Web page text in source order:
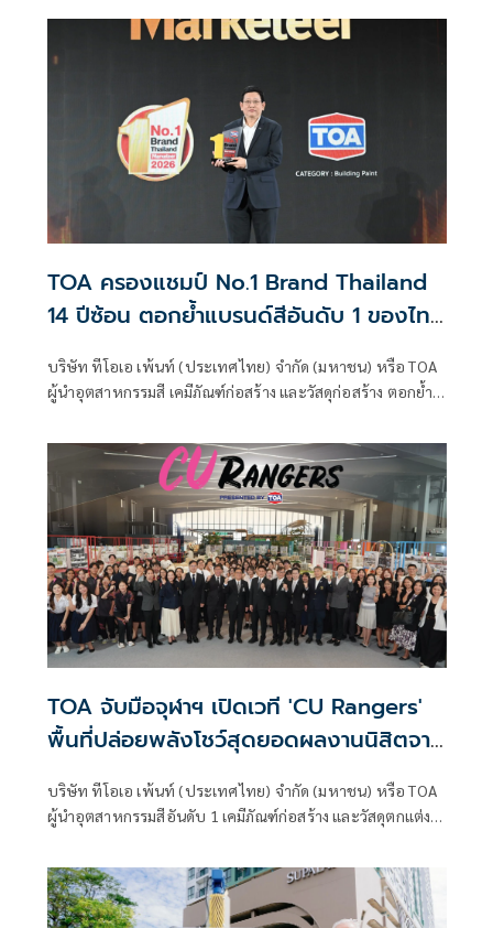
เจริญพระพุทธมนต์ และทำบุญตักบาตรพระสงฆ์ จำนวน 175
รูป เพื่อถวายพระราชกุศล เนื่องในโอกาสวันเฉลิม
พระชนมพรรษา 74 พรรษา พระบาทสมเด็จพระปรเมนทร
มหาวชิราลงกรณ พระวชิรเกล้าเจ้าอยู่หัว 28 กรกฎาคม 2569
โดยมี นายอนุทิน ชาญวีรกูล นายกรัฐมนตรี และรัฐมนตรีว่าการ
กระทรวงมหาดไทย เป็นประธานในพิธี ณ บริเวณท้องสนาม
TOA ครองแชมป์ No.1 Brand Thailand
14 ปีซ้อน ตอกย้ำแบรนด์สีอันดับ 1 ของไทย
Green Ecosystem
บริษัท ทีโอเอ เพ้นท์ (ประเทศไทย) จำกัด (มหาชน) หรือ TOA
ผู้นำอุตสาหกรรมสี เคมีภัณฑ์ก่อสร้าง และวัสดุก่อสร้าง ตอกย้ำ
Thailand 2026 ในกลุ่มสีทาอาคาร ต่อเนื่องเป็นปีที่ 14 สะท้อน
ความเชื่อมั่น ความไว้วางใจ และการยอมรับจากผู้บริโภคทั่ว
ประเทศ
TOA จับมือจุฬาฯ เปิดเวที 'CU Rangers'
พื้นที่ปล่อยพลังโชว์สุดยอดผลงานนิสิตจาก
ที่ใจกลางสยาม @SIAMSCAPE
บริษัท ทีโอเอ เพ้นท์ (ประเทศไทย) จำกัด (มหาชน) หรือ TOA
ผู้นำอุตสาหกรรมสีอันดับ 1 เคมีภัณฑ์ก่อสร้าง และวัสดุตกแต่ง
งาน “CU Rangers Presented by TOA” โชว์สุดยอดผลงาน
โครงการและวิทยานิพนธ์ของนิสิตจุฬาฯ ครั้งแรกใน
ประเทศไทย จาก 5 คณะชั้นนำ